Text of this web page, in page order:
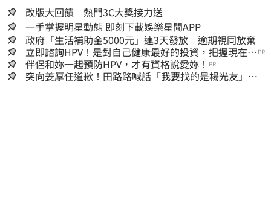
改版大回饋 熱門3C大獎接力送
一手掌握明星動態 即刻下載娛樂星聞APP
政府「生活補助金5000元」連3天發放 逾期視同放棄
立即諮詢HPV！是對自己健康最好的投資，把握現在不
嫌晚！
PR
伴侶和妳一起預防HPV，才有資格說愛妳！ PR
突向姜厚任道歉！田路路喊話「我要找的是楊光友」：